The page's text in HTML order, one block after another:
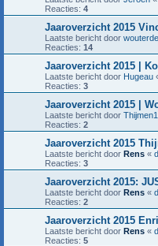
Reacties: 4
Jaaroverzicht 2015
Laatste bericht door
Reacties: 14
Jaaroverzicht 2015 |
Laatste bericht door Hugeau
Reacties: 3
Jaaroverzicht 2015 |
Laatste bericht door
Reacties: 2
Jaaroverzicht 2015
Laatste bericht door Rens «
Reacties: 3
Jaaroverzicht 2015:
Laatste bericht door Rens «
Reacties: 2
Jaaroverzicht 2015
Laatste bericht door Rens «
Reacties: 5